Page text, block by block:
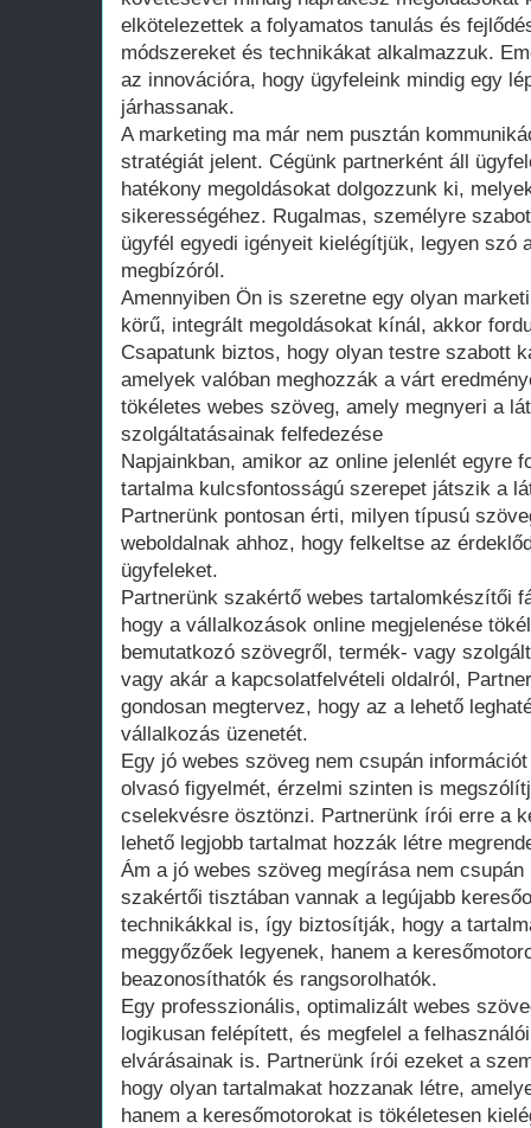
elkötelezettek a folyamatos tanulás és
módszereket és technikákat alkalmazzuk.
az innovációra, hogy ügyfeleink mindig egy
járhassanak.
A marketing ma már nem pusztán
stratégiát jelent. Cégünk partnerként áll
hatékony megoldásokat dolgozzunk ki,
sikerességéhez. Rugalmas, személyre
ügyfél egyedi igényeit kielégítjük, legyen szó
megbízóról.
Amennyiben Ön is szeretne egy olyan
körű, integrált megoldásokat kínál, akkor
Csapatunk biztos, hogy olyan testre szabott
amelyek valóban meghozzák a várt
tökéletes webes szöveg, amely megnyeri a
szolgáltatásainak felfedezése
Napjainkban, amikor az online jelenlét egyre
tartalma kulcsfontosságú szerepet játszik a
Partnerünk pontosan érti, milyen típusú
weboldalnak ahhoz, hogy felkeltse az
ügyfeleket.
Partnerünk szakértő webes tartalomkészítői
hogy a vállalkozások online megjelenése
bemutatkozó szövegről, termék- vagy
vagy akár a kapcsolatfelvételi oldalról,
gondosan megtervez, hogy az a lehető
vállalkozás üzenetét.
Egy jó webes szöveg nem csupán
olvasó figyelmét, érzelmi szinten is
cselekvésre ösztönzi. Partnerünk írói erre a
lehető legjobb tartalmat hozzák létre
Ám a jó webes szöveg megírása nem
szakértői tisztában vannak a legújabb
technikákkal is, így biztosítják, hogy a
meggyőzőek legyenek, hanem a
beazonosíthatók és rangsorolhatók.
Egy professzionális, optimalizált webes
logikusan felépített, és megfelel a
elvárásainak is. Partnerünk írói ezeket a
hogy olyan tartalmakat hozzanak létre,
hanem a keresőmotorokat is tökéletesen